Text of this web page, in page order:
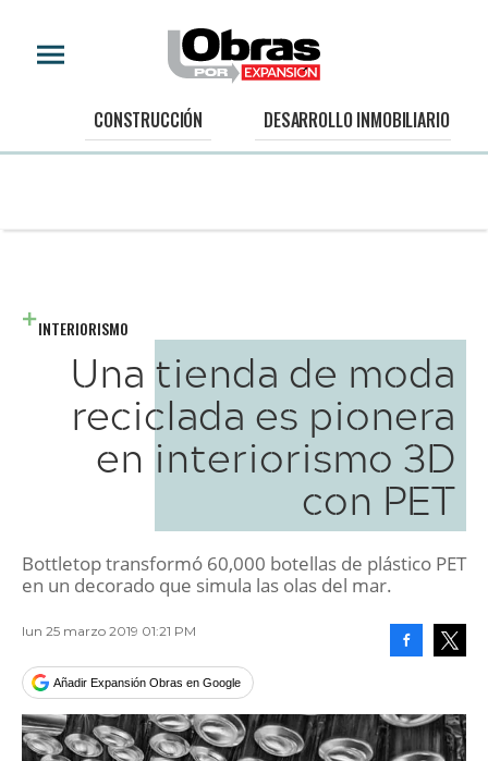
CONSTRUCCIÓN DESARROLLO INMOBILIARIO
INTERIORISMO
Una tienda de moda
reciclada es pionera
en interiorismo 3D
con PET
Bottletop transformó 60,000 botellas de plástico PET
en un decorado que simula las olas del mar.
lun 25 marzo 2019 01:21 PM
Añadir Expansión Obras en Google